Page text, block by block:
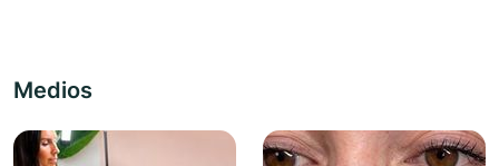
Medios